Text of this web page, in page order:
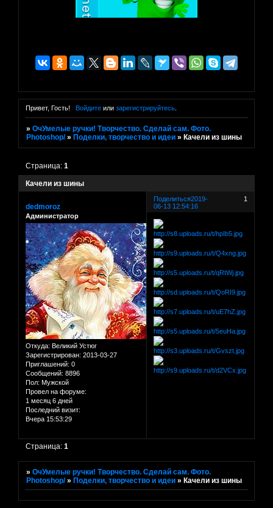
Привет, Гость! Войдитеили зарегистрируйтесь.
»ОчУмелые ручки! Творчество. Сделай сам. Фото.
Photoshop/ » Поделки, творчество и идеи » Качели из шины
Качели из шины
Страница:1
Поделиться 1
2019-
06-13 12:54:16
dedmoroz
Администратор
Откуда: Великий Устюг
Зарегистрирован: 2013-03-27
Приглашений: 0
Сообщений: 8896
Пол: Мужской
Провел на форуме:
1 месяц 6 дней
Последний визит:
Вчера 15:53:29
Страница:1
»ОчУмелые ручки! Творчество. Сделай сам. Фото.
Photoshop/ »Поделки, творчество и идеи »Качели из шины